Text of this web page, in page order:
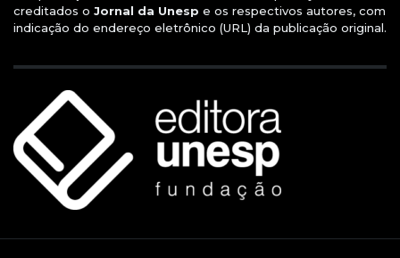
creditados o Jornal da Unesp e os respectivos autores, com
indicação do endereço eletrônico (URL) da publicação original.